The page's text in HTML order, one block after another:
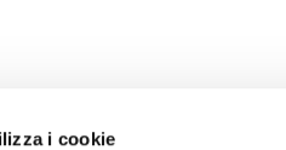
i cookie